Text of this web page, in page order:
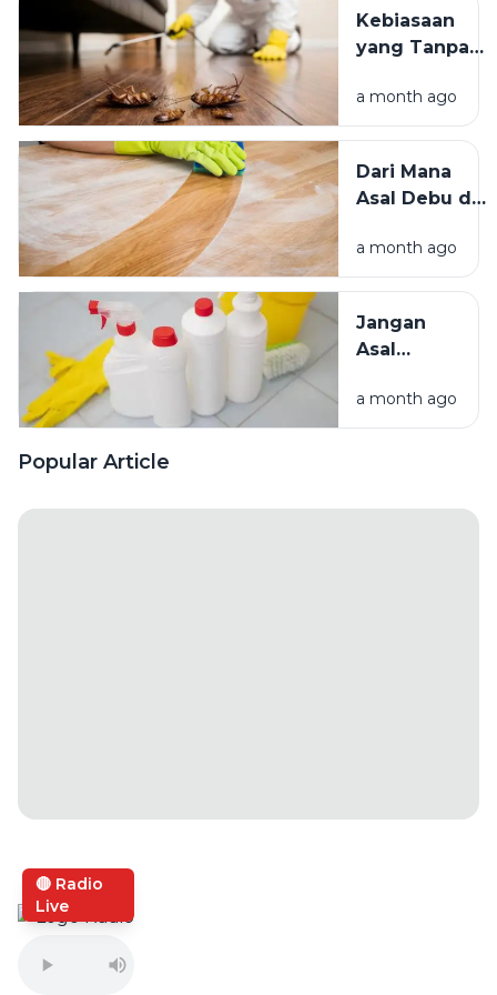
Mana yang
Lebih
Kebiasaan
yang Tanpa
Mengundang
Kecoak,
Hama
Lainnya Ke
a month ago
Dari Mana
Asal Debu di
Kenali
Penyebab
Mengatasinya
a month ago
Jangan
Asal
Bahan
Pembersih
a month ago
Popular Article
🔴 Radio
Live